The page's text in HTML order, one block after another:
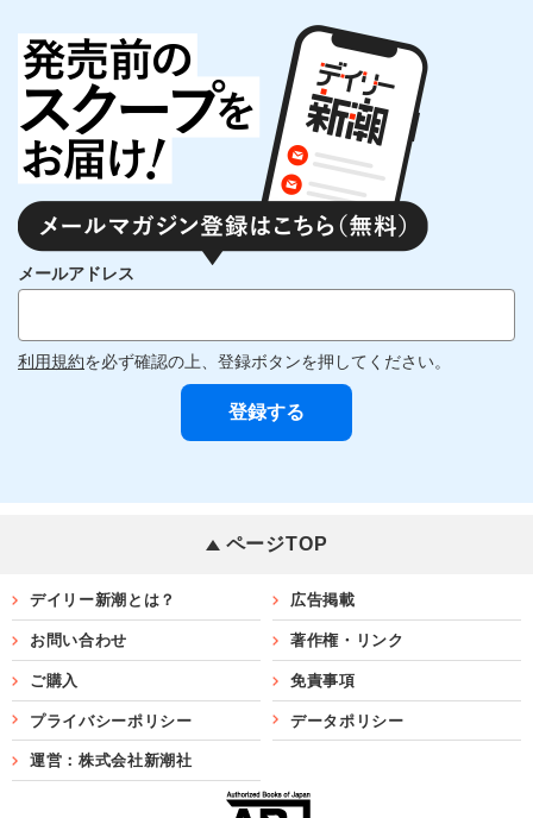
メールアドレス
利用規約を必ず確認の上、登録ボタンを押してください。
ページTOP
デイリー新潮とは？ 広告掲載
お問い合わせ 著作権・リンク
ご購入 免責事項
プライバシーポリシー データポリシー
運営：株式会社新潮社